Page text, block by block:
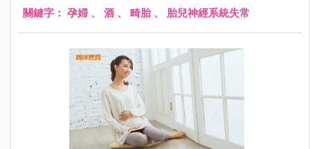
關鍵字： 孕婦 、 酒 、 畸胎、 胎兒神經系統失常